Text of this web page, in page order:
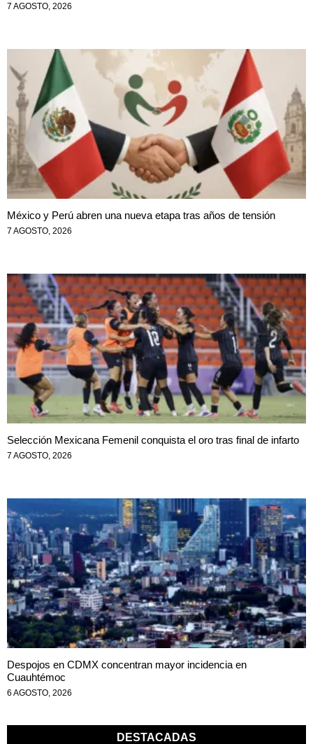
7 AGOSTO, 2026
México y Perú abren una nueva etapa tras años de tensión
7 AGOSTO, 2026
Selección Mexicana Femenil conquista el oro tras final de infarto
7 AGOSTO, 2026
Despojos en CDMX concentran mayor incidencia en
Cuauhtémoc
6 AGOSTO, 2026
DESTACADAS